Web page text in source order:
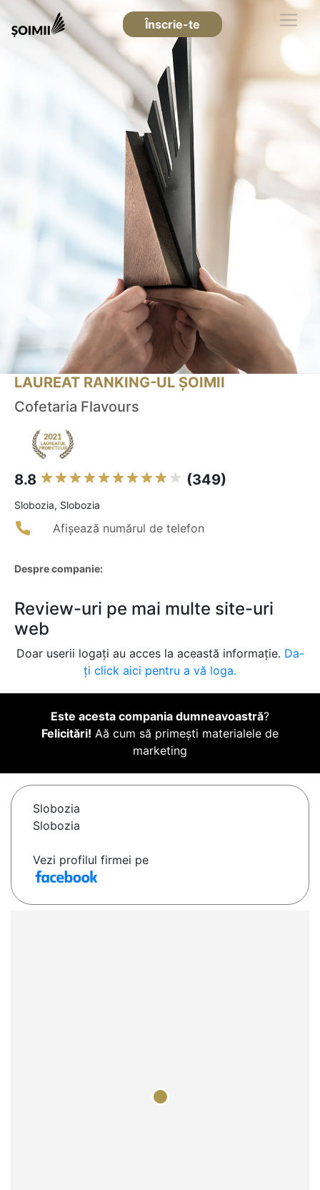
Înscrie-te
LAUREAT RANKING-UL ȘOIMII
Cofetaria Flavours
8.8 (349)
Slobozia, Slobozia
Afișează numărul de telefon
Despre companie:
Review-uri pe mai multe site-uri
web
Doar userii logați au acces la această informație. Da-
ți click aici pentru a vă loga.
Este acesta compania dumneavoastră?
Felicitări! Aă cum să primești materialele de
marketing
Slobozia
Slobozia
Vezi profilul firmei pe